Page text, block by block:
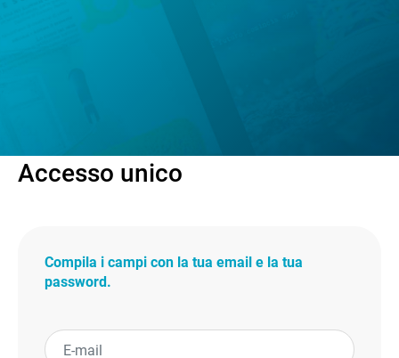
Accesso unico
Compila i campi con la tua email e la tua
password.